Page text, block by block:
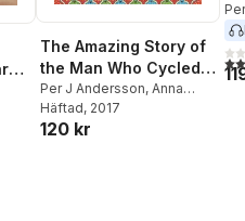
antal röster:
The Amazing Story of
the Man Who Cycled
from India to Europe
for Love
Per J Andersson, Anna
Holmwood
Häftad, 2017
120 kr
4,3